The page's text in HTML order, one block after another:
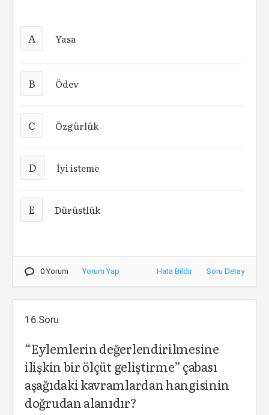
A Yasa
B Ödev
C Özgürlük
D İyi isteme
E Dürüstlük
0 Yorum Yorum Yap Hata Bildir Soru Detay
16.Soru
“Eylemlerin değerlendirilmesine
ilişkin bir ölçüt geliştirme” çabası
aşağıdaki kavramlardan hangisinin
doğrudan alanıdır?